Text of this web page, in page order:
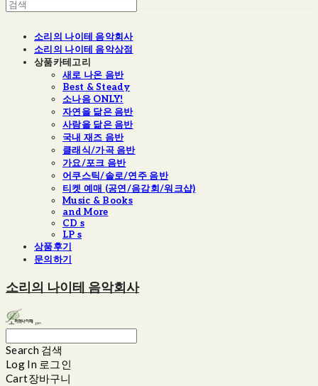
소리의 나이테 음악회사
소리의 나이테 음악상점
상품카테고리
새로 나온 음반
Best & Steady
소나음 ONLY!
자연을 닮은 음반
사람을 닮은 음반
국내 재즈 음반
클래식/가곡 음반
가요/포크 음반
어쿠스틱/솔로/연주 음반
티켓 예매 (공연/음감회/워크샵)
Music & Books
and More
CD s
LP s
상품후기
문의하기
소리의 나이테 음악회사
Search 검색
Log In 로그인
Cart장바구니